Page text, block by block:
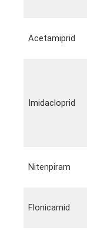
Acetamiprid
Imidacloprid
Nitenpiram
Flonicamid